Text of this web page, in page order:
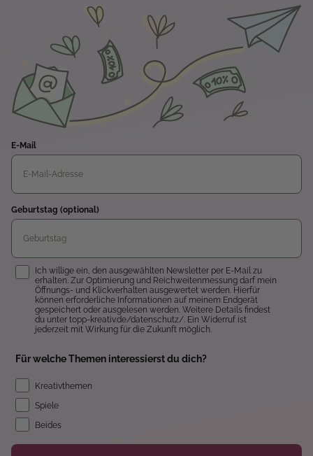
E-Mail
Geburtstag (optional)
Einwilligung
Ich willige ein, den ausgewählten Newsletter per E-Mail zu
erhalten. Zur Optimierung und Reichweitenmessung darf mein
Öffnungs- und Klickverhalten ausgewertet werden. Hierfür
können erforderliche Informationen auf meinem Endgerät
gespeichert oder ausgelesen werden. Weitere Details findest
du unter topp-kreativ.de/datenschutz/. Ein Widerruf ist
jederzeit mit Wirkung für die Zukunft möglich.
Für welche Themen interessierst du dich?
Kreativthemen
Spiele
Beides